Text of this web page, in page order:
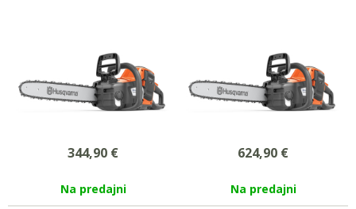
344,90 €
Na predajni
624,90 €
Na predajni